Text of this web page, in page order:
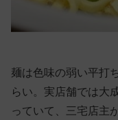
麺は色味の弱い平打
らい。実店舗では大
っていて、三宅店主